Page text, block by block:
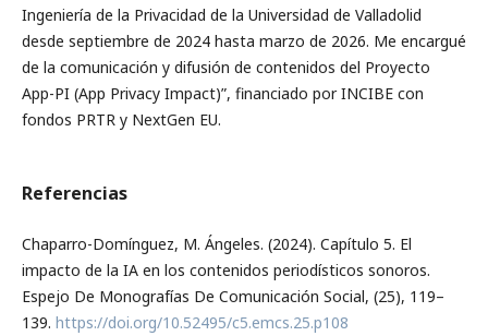
Ingeniería de la Privacidad de la Universidad de Valladolid
desde septiembre de 2024 hasta marzo de 2026. Me encargué
de la comunicación y difusión de contenidos del Proyecto
App-PI (App Privacy Impact)”, financiado por INCIBE con
fondos PRTR y NextGen EU.
Referencias
Chaparro-Domínguez, M. Ángeles. (2024). Capítulo 5. El
impacto de la IA en los contenidos periodísticos sonoros.
Espejo De Monografías De Comunicación Social, (25), 119–
139. https://doi.org/10.52495/c5.emcs.25.p108